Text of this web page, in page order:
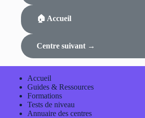
🏠 Accueil
Centre suivant →
Accueil
Guides & Ressources
Formations
Tests de niveau
Annuaire des centres